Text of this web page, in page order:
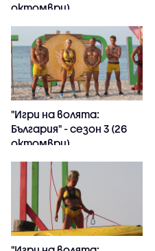
октомври)
"Игри на волята:
България" - сезон 3 (26
октомври)